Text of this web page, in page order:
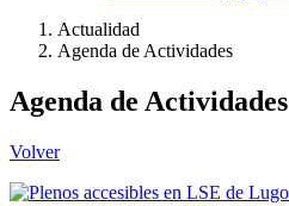
Actualidad
Agenda de Actividades
Agenda de Actividades
Volver